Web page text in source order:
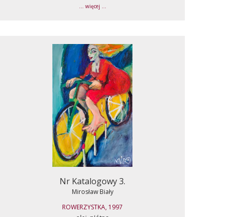
... więcej ...
Nr Katalogowy 3.
Mirosław Biały
ROWERZYSTKA, 1997